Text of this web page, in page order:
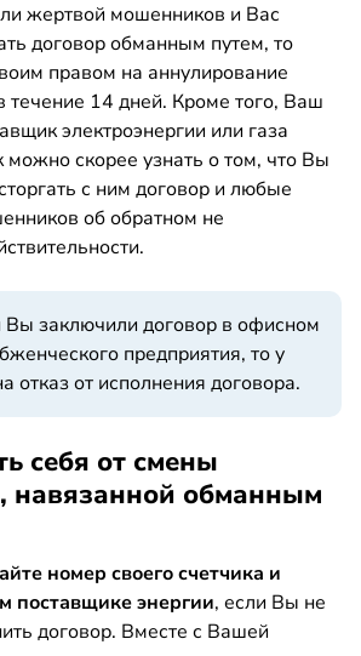
жертвой мошенников и Вас
договор обманным путем, то
правом на аннулирование
течение 14 дней. Кроме того, Ваш
электроэнергии или газа
скорее узнать о том, что Вы
с ним договор и любые
об обратном не
Вы заключили договор в офисном
предприятия, то у
отказ от исполнения договора.
себя от смены
навязанной обманным
номер своего счетчика и
поставщике энергии, если Вы не
договор. Вместе с Вашей